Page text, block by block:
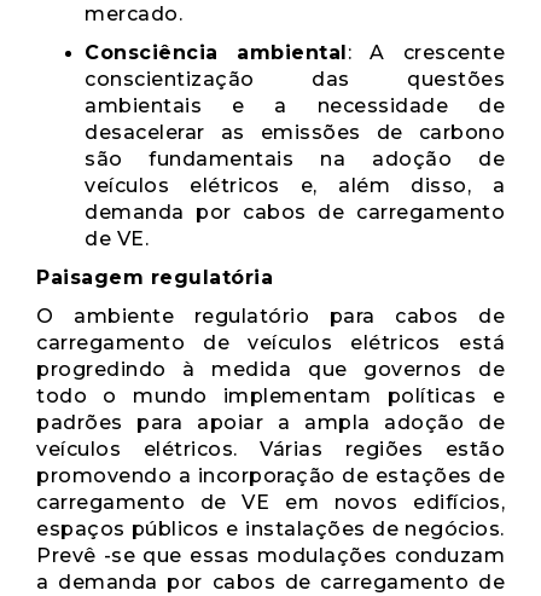
mercado.
Consciência ambiental: A crescente
conscientização das questões
ambientais e a necessidade de
desacelerar as emissões de carbono
são fundamentais na adoção de
veículos elétricos e, além disso, a
demanda por cabos de carregamento
de VE.
Paisagem regulatória
O ambiente regulatório para cabos de
carregamento de veículos elétricos está
progredindo à medida que governos de
todo o mundo implementam políticas e
padrões para apoiar a ampla adoção de
veículos elétricos. Várias regiões estão
promovendo a incorporação de estações de
carregamento de VE em novos edifícios,
espaços públicos e instalações de negócios.
Prevê -se que essas modulações conduzam
a demanda por cabos de carregamento de